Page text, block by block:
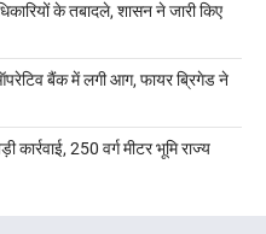
के तबादले, शासन ने जारी किए
ऑपरेटिव बैंक में लगी आग, फायर ब्रिगेड ने
250 वर्ग मीटर भूमि राज्य